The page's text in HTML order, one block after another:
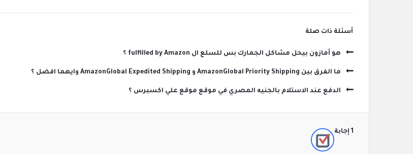
‫أسئلة ذات صلة
هو أمازون بيحل مشاكل الجمارك بس للسلع ال fulfilled by Amazon ؟
ما الفرق بين AmazonGlobal Priority Shipping و AmazonGlobal Expedited Shipping وايهما افضل ؟
الدفع عند الاستلام بالجنيه المصري في موقع موقع علي اكسبرس ؟
‫1 إجابة